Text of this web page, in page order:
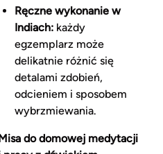
Ręczne wykonanie w
Indiach:każdy
egzemplarz może
delikatnie różnić się
detalami zdobień,
odcieniem i sposobem
wybrzmiewania.
Misa do domowej medytacji